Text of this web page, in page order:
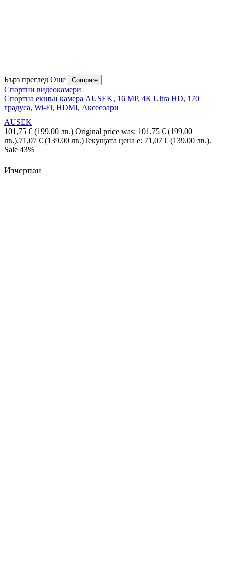
Бърз преглед Още Compare
Спортни видеокамери
Спортна екшън камера AUSEK, 16 MP, 4К Ultra HD, 170
градуса, Wi-Fi, HDMI, Аксесоари
AUSEK
101,75€ (199.00 лв.) Original price was: 101,75 € (199.00
лв.).71,07 € (139.00 лв.)Текущата цена е: 71,07 € (139.00 лв.).
Sale 43%
Изчерпан